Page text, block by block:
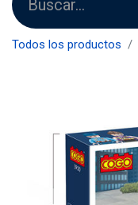
Todos los productos